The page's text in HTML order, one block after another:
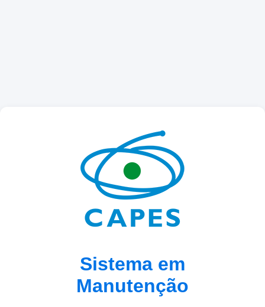
Sistema em
Manutenção